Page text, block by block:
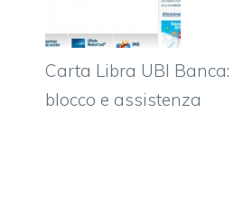
Carta Libra UBI
blocco e assistenza